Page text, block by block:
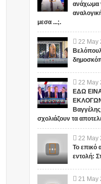
ανάχωμα
μεσα ...;.
22 May
22 May
ΕΔΩ
σχολιάζουν τα
22 May
Το επικό
εντολή:
21 May